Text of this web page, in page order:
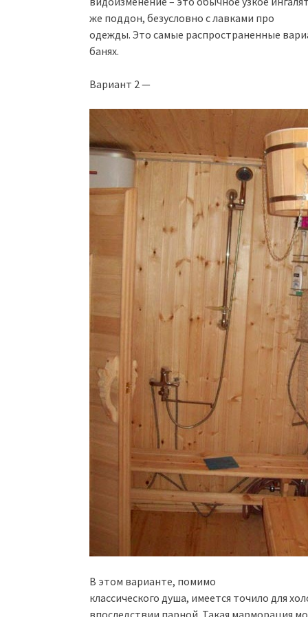
же поддон, безусловно с лавками про
одежды. Это самые распространенные
банях.
Вариант 2 —
В этом варианте, помимо
классического душа, имеется точило для
впоследствии парной. Такая марморация